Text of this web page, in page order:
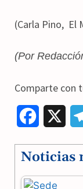
(Carla Pino, El
(Por
Comparte con
c
e
Noticias